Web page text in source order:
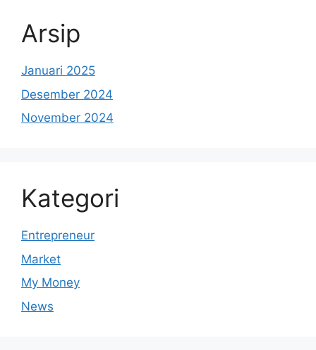
Arsip
Januari 2025
Desember 2024
November 2024
Kategori
Entrepreneur
Market
My Money
News